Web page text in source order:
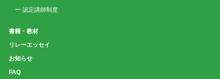
認定講師制度
書籍・教材
リレーエッセイ
お知らせ
FAQ